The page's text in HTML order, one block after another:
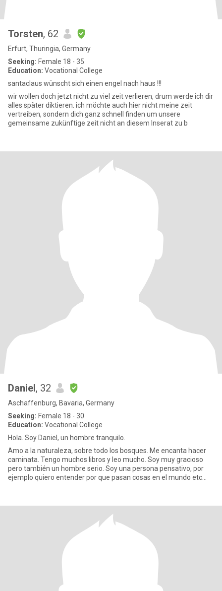
Torsten, 62
Erfurt, Thuringia, Germany
Seeking: Female 18 - 35
Education: Vocational College
santaclaus wünscht sich einen engel nach haus !!!
wir wollen doch jetzt nicht zu viel zeit verlieren, drum werde ich dir
alles später diktieren. ich möchte auch hier nicht meine zeit
vertreiben, sondern dich ganz schnell finden um unsere
gemeinsame zukünftige zeit nicht an diesem Inserat zu b
Daniel, 32
Aschaffenburg, Bavaria, Germany
Seeking: Female 18 - 30
Education: Vocational College
Hola. Soy Daniel, un hombre tranquilo.
Amo a la naturaleza, sobre todo los bosques. Me encanta hacer
caminata. Tengo muchos libros y leo mucho. Soy muy gracioso
pero también un hombre serio. Soy una persona pensativo, por
ejemplo quiero entender por que pasan cosas en el mundo etc...